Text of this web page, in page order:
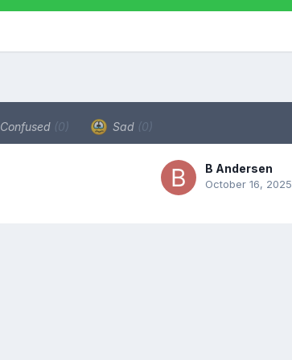
Confused (0) Sad (0)
B Andersen
October 16, 2025